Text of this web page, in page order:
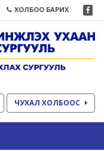
ХОЛБОО БАРИХ
ЧУХАЛ ХОЛБООС